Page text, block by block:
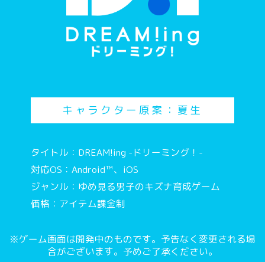
キャラクター原案：夏生
タイトル：DREAM!ing -ドリーミング！-
対応OS：Android™、iOS
ジャンル：ゆめ見る男子のキズナ育成ゲーム
価格：アイテム課金制
※ゲーム画面は開発中のものです。予告なく変更される場
合がございます。予めご了承ください。